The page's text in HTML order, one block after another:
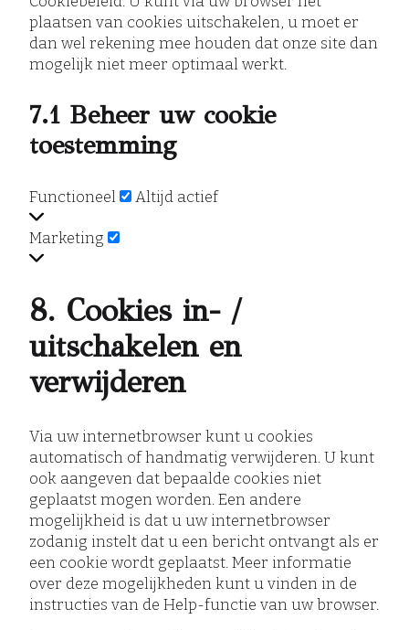
plaatsen van cookies uitschakelen, u moet er
dan wel rekening mee houden dat onze site dan
mogelijk niet meer optimaal werkt.
7.1 Beheer uw cookie
toestemming
Functioneel Functioneel
Altijd actief
Marketing Marketing
8. Cookies in- /
uitschakelen en
verwijderen
Via uw internetbrowser kunt u cookies
automatisch of handmatig verwijderen. U kunt
ook aangeven dat bepaalde cookies niet
geplaatst mogen worden. Een andere
mogelijkheid is dat u uw internetbrowser
zodanig instelt dat u een bericht ontvangt als er
een cookie wordt geplaatst. Meer informatie
over deze mogelijkheden kunt u vinden in de
instructies van de Help-functie van uw browser.